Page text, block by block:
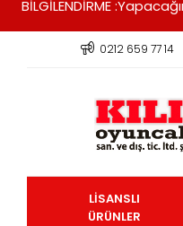
BİLGİLENDİRME
0212 659 77 14
LİSANSLI
ÜRÜNLER